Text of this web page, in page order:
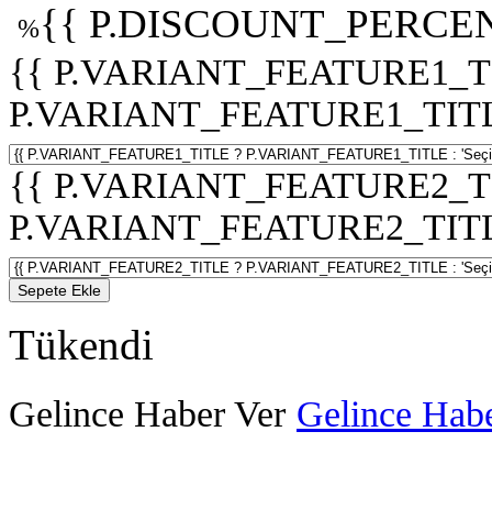
%{{
{{
{{
Sepete Ekle
Tükendi
Gelince Haber Ver Gelince